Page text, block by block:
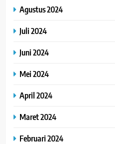
Agustus 2024
Juli 2024
Juni 2024
Mei 2024
April 2024
Maret 2024
Februari 2024